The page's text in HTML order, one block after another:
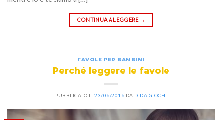
CONTINUA A LEGGERE →
FAVOLE PER BAMBINI
Perché leggere le favole
PUBBLICATO IL23/06/2016 DA DIDA GIOCHI